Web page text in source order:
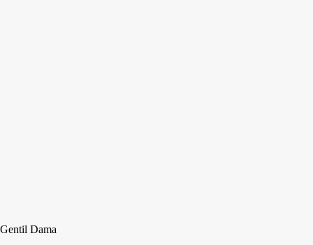
Gentil Dama